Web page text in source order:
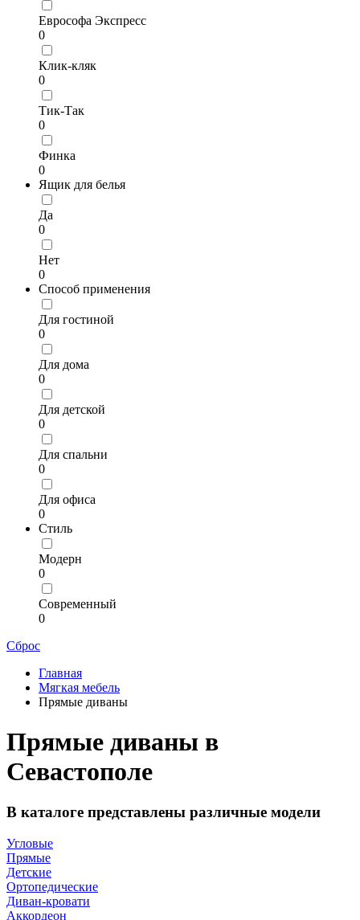
Еврософа Экспресс
0
Клик-кляк
0
Тик-Так
0
Финка
0
Ящик для белья
Да
0
Нет
0
Способ применения
Для гостиной
0
Для дома
0
Для детской
0
Для спальни
0
Для офиса
0
Стиль
Модерн
0
Современный
0
Сброс
Главная
Мягкая мебель
Прямые диваны
Прямые диваны в
Севастополе
В каталоге представлены различные модели
Угловые
Прямые
Детские
Ортопедические
Диван-кровати
Аккордеон